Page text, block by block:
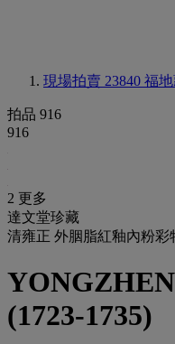
現場拍賣 23840 福
拍品 916
916
2 更多
達文堂珍藏
清雍正 外胭脂紅釉內粉彩
(1723-1735)